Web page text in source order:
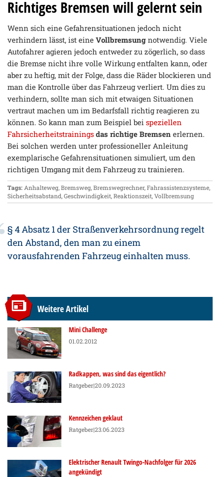
Richtiges Bremsen will gelernt sein
Wenn sich eine Gefahrensituationen jedoch nicht
verhindern lässt, ist eine Vollbremsung notwendig. Viele
Autofahrer agieren jedoch entweder zu zögerlich, so dass
die Bremse nicht ihre volle Wirkung entfalten kann, oder
aber zu heftig, mit der Folge, dass die Räder blockieren und
man die Kontrolle über das Fahrzeug verliert. Um dies zu
verhindern, sollte man sich mit etwaigen Situationen
vertraut machen um im Bedarfsfall richtig reagieren zu
können. So kann man zum Beispiel bei speziellen
Fahrsicherheitstrainings das richtige Bremsen erlernen.
Bei solchen werden unter professioneller Anleitung
exemplarische Gefahrensituationen simuliert, um den
richtigen Umgang mit dem Fahrzeug zu trainieren.
Tags: Anhalteweg,Bremsweg,Bremswegrechner,Fahrassistenzsysteme,
Sicherheitsabstand,Geschwindigkeit,Reaktionszeit,Vollbremsung
§ 4 Absatz 1 der Straßenverkehrsordnung regelt
den Abstand, den man zu einem
vorausfahrenden Fahrzeug einhalten muss.
Weitere Artikel
Mini Challenge
01.02.2012
Radkappen, was sind das eigentlich?
Ratgeber|20.09.2023
Kennzeichen geklaut
Ratgeber|23.06.2023
Elektrischer Renault Twingo-Nachfolger für 2026
angekündigt